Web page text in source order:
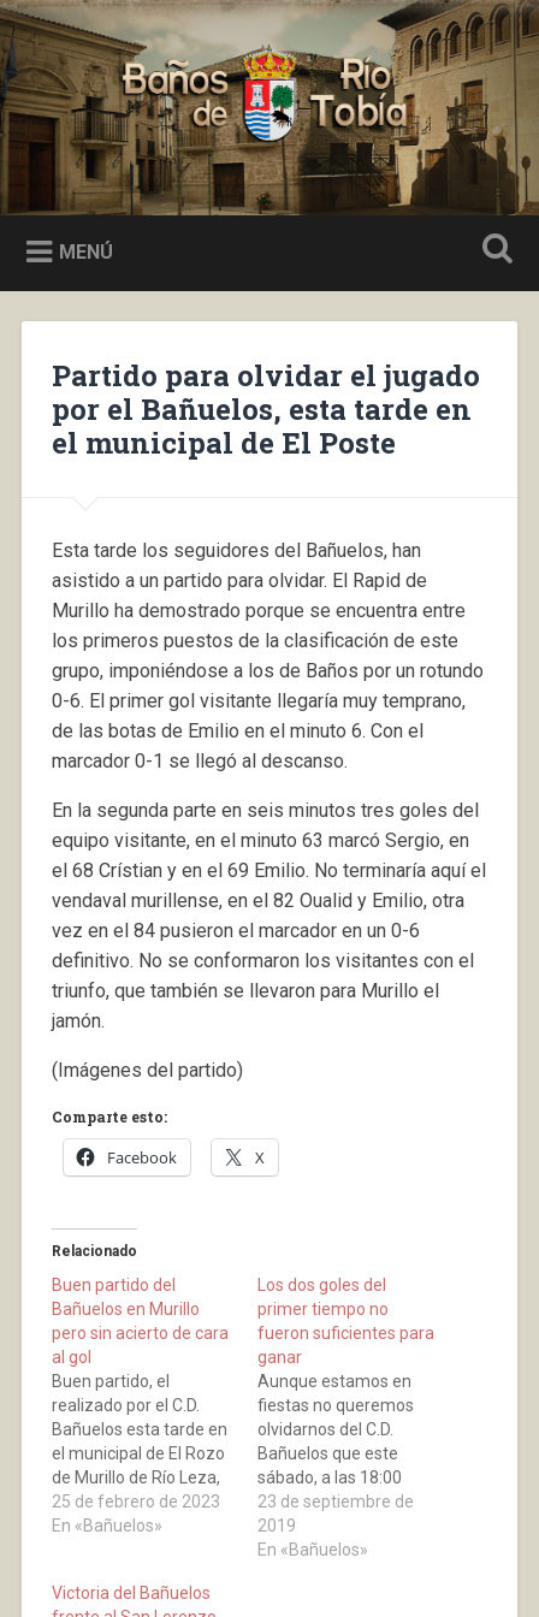
Saltar
al
contenido
Buscar
Baños de Río Tobía
MENÚ
Partido para olvidar el jugado
por el Bañuelos, esta tarde en
el municipal de El Poste
Esta tarde los seguidores del Bañuelos, han
asistido a un partido para olvidar. El Rapid de
Murillo ha demostrado porque se encuentra entre
los primeros puestos de la clasificación de este
grupo, imponiéndose a los de Baños por un rotundo
0-6. El primer gol visitante llegaría muy temprano,
de las botas de Emilio en el minuto 6. Con el
marcador 0-1 se llegó al descanso.
En la segunda parte en seis minutos tres goles del
equipo visitante, en el minuto 63 marcó Sergio, en
el 68 Crístian y en el 69 Emilio. No terminaría aquí el
vendaval murillense, en el 82 Oualid y Emilio, otra
vez en el 84 pusieron el marcador en un 0-6
definitivo. No se conformaron los visitantes con el
triunfo, que también se llevaron para Murillo el
jamón.
(Imágenes del partido)
Comparte esto:
Facebook X
Relacionado
Buen partido del
Bañuelos en Murillo
pero sin acierto de cara
al gol
Buen partido, el
realizado por el C.D.
Bañuelos esta tarde en
el municipal de El Rozo
de Murillo de Río Leza,
en el que mereció
mucho más que el
de cara al gol. El equipo
25 de febrero de 2023
En «Bañuelos»
Los dos goles del
primer tiempo no
fueron suficientes para
ganar
Aunque estamos en
fiestas no queremos
olvidarnos del C.D.
Bañuelos que este
sábado, a las 18:00
horas, jugó en “El
Poste” contra el Rápid
de Murillo. Nadie podía
23 de septiembre de
2019
En «Bañuelos»
Victoria del Bañuelos